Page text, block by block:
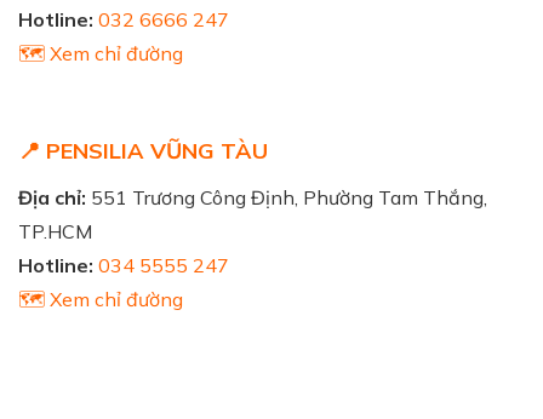
Hotline: 032 6666 247
🗺️ Xem chỉ đường
📍 PENSILIA VŨNG TÀU
Địa chỉ: 551 Trương Công Định, Phường Tam Thắng,
TP.HCM
Hotline: 034 5555 247
🗺️ Xem chỉ đường